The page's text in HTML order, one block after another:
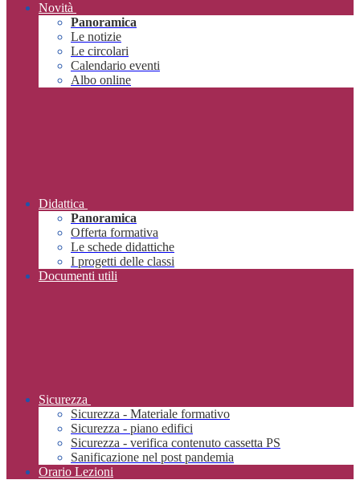
Novità
Panoramica
Le notizie
Le circolari
Calendario eventi
Albo online
Didattica
Panoramica
Offerta formativa
Le schede didattiche
I progetti delle classi
Documenti utili
Sicurezza
Sicurezza - Materiale formativo
Sicurezza - piano edifici
Sicurezza - verifica contenuto cassetta PS
Sanificazione nel post pandemia
Orario Lezioni